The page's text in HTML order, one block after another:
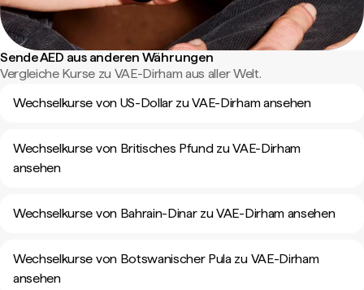
Sende AED aus anderen Währungen
Vergleiche Kurse zu VAE-Dirham aus aller Welt.
Wechselkurse von US-Dollar zu VAE-Dirham ansehen
Wechselkurse von Britisches Pfund zu VAE-Dirham
ansehen
Wechselkurse von Bahrain-Dinar zu VAE-Dirham ansehen
Wechselkurse von Botswanischer Pula zu VAE-Dirham
ansehen